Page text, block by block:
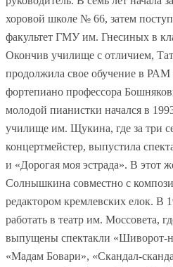
хоровой школе № 66, затем
факультет ГМУ им. Гнесиных в
Окончив училище с отличием,
продолжила свое обучение в
фортепиано профессора
молодой пианистки начался в
училище им. Щукина, где за три
концертмейстер, выпустила
и «Дорогая моя эстрада». В этот
Солнышкина совместно с
редактором кремлевских елок. В
работать в театр им. Моссовета,
выпущены спектакли «Шиворот-
«Мадам Бовари», «Скандал-